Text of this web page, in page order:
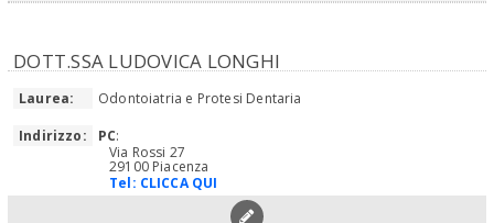
DOTT.SSA LUDOVICA LONGHI
Laurea:
Odontoiatria e Protesi Dentaria
Indirizzo:
PC:
Via Rossi 27
29100 Piacenza
Tel: CLICCA QUI